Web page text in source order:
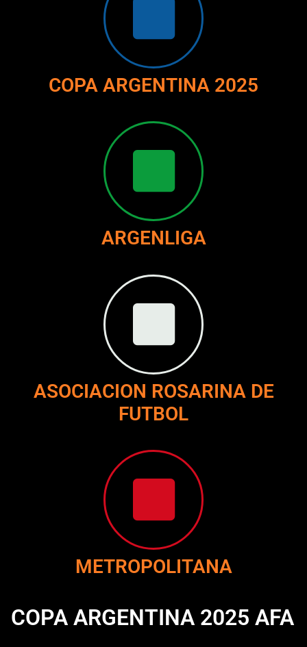
COPA ARGENTINA 2025
ARGENLIGA
ASOCIACION ROSARINA DE
FUTBOL
METROPOLITANA
COPA ARGENTINA 2025 AFA